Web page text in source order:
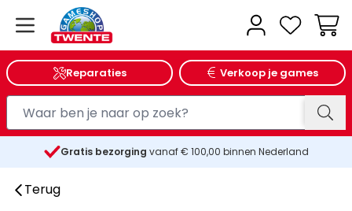
Reparaties Verkoop je games
Gratis bezorging vanaf € 100,00 binnen Nederland
Terug